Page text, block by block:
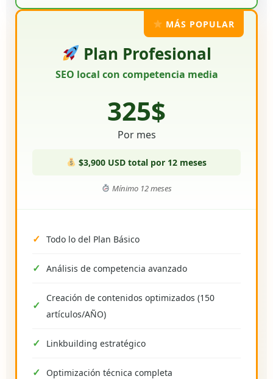
MÁS POPULAR
Plan Profesional
SEO local con competencia media
325$
Por mes
$3,900 USD total por 12 meses
Mínimo 12 meses
Todo lo del Plan Básico
Análisis de competencia avanzado
Creación de contenidos optimizados (150
artículos/AÑO)
Linkbuilding estratégico
Optimización técnica completa